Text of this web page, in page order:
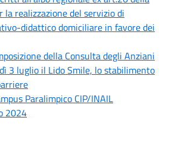
la realizzazione del servizio di
didattico domiciliare in favore dei
della Consulta degli Anziani
3 luglio il Lido Smile, lo stabilimento
Paralimpico CIP/INAIL
2024